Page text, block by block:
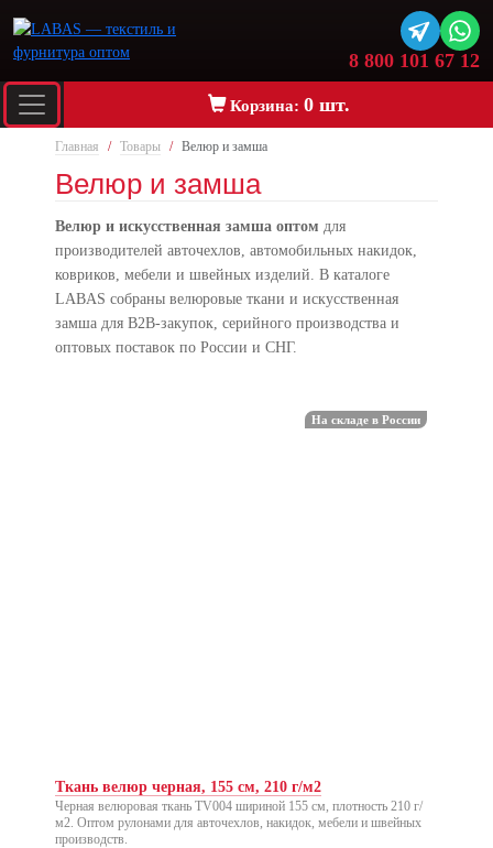
8 800 101 67 12
Корзина: 0 шт.
Главная Товары Велюр и замша
Велюр и замша
Велюр и искусственная замша оптом для
производителей авточехлов, автомобильных накидок,
ковриков, мебели и швейных изделий. В каталоге
LABAS собраны велюровые ткани и искусственная
замша для B2B-закупок, серийного производства и
оптовых поставок по России и СНГ.
Акция
На складе в России
Ткань велюр черная, 155 см, 210 г/м2
Черная велюровая ткань TV004 шириной 155 см, плотность 210 г/
м2. Оптом рулонами для авточехлов, накидок, мебели и швейных
производств.